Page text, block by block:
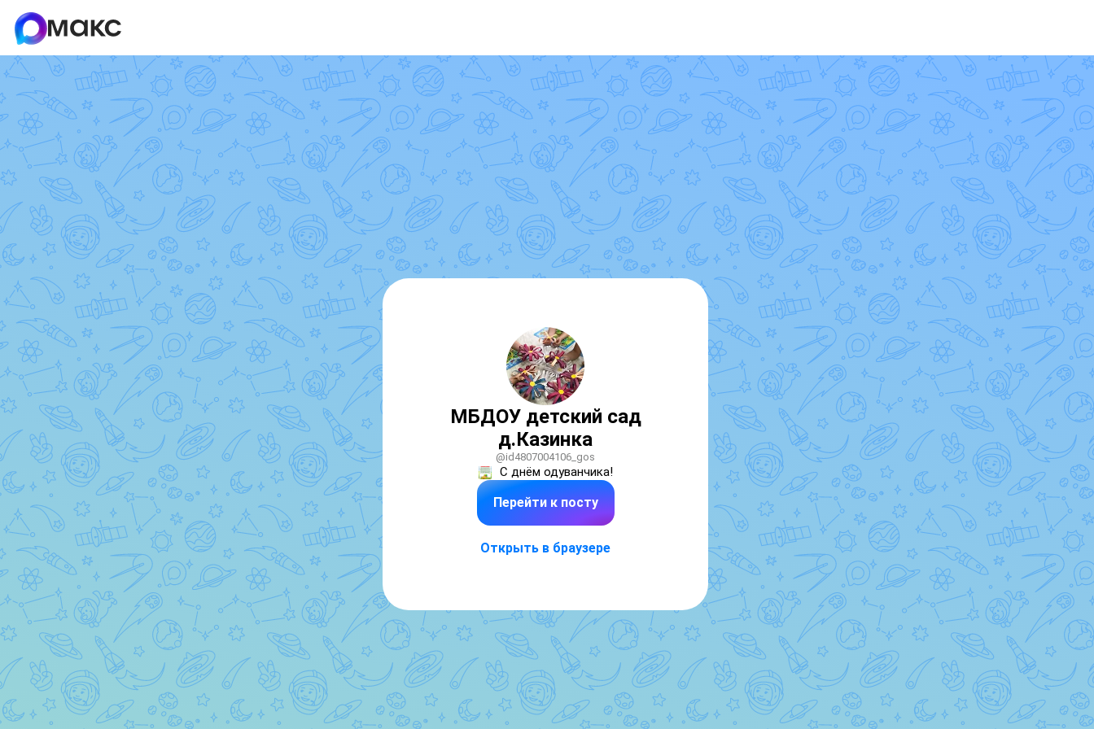
МБДОУ детский сад
д.Казинка
@id4807004106_gos
С днём одуванчика!
Перейти к посту
Открыть в браузере